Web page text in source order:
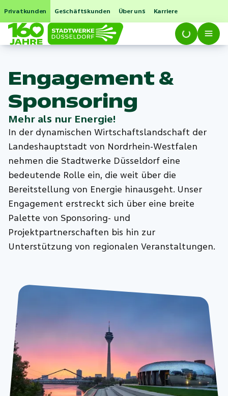
Privatkunden Geschäftskunden Über uns Karriere
Engagement &
Sponsoring
Mehr als nur Energie!
In der dynamischen Wirtschaftslandschaft der
Landeshauptstadt von Nordrhein-Westfalen
nehmen die Stadtwerke Düsseldorf eine
bedeutende Rolle ein, die weit über die
Bereitstellung von Energie hinausgeht. Unser
Engagement erstreckt sich über eine breite
Palette von Sponsoring- und
Projektpartnerschaften bis hin zur
Unterstützung von regionalen Veranstaltungen.